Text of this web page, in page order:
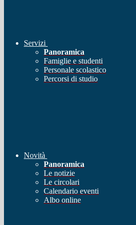
Servizi
Panoramica
Famiglie e studenti
Personale scolastico
Percorsi di studio
Novità
Panoramica
Le notizie
Le circolari
Calendario eventi
Albo online